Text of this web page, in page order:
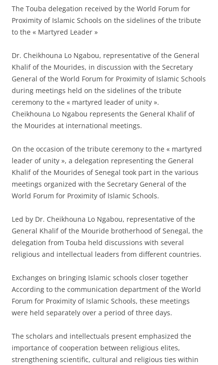
The Touba delegation received by the World Forum for
Proximity of Islamic Schools on the sidelines of the tribute
to the « Martyred Leader »
Dr. Cheikhouna Lo Ngabou, representative of the General
Khalif of the Mourides, in discussion with the Secretary
General of the World Forum for Proximity of Islamic Schools
during meetings held on the sidelines of the tribute
ceremony to the « martyred leader of unity ».
Cheikhouna Lo Ngabou represents the General Khalif of
the Mourides at international meetings.
On the occasion of the tribute ceremony to the « martyred
leader of unity », a delegation representing the General
Khalif of the Mourides of Senegal took part in the various
meetings organized with the Secretary General of the
World Forum for Proximity of Islamic Schools.
Led by Dr. Cheikhouna Lo Ngabou, representative of the
General Khalif of the Mouride brotherhood of Senegal, the
delegation from Touba held discussions with several
religious and intellectual leaders from different countries.
Exchanges on bringing Islamic schools closer together
According to the communication department of the World
Forum for Proximity of Islamic Schools, these meetings
were held separately over a period of three days.
The scholars and intellectuals present emphasized the
importance of cooperation between religious elites,
strengthening scientific, cultural and religious ties within